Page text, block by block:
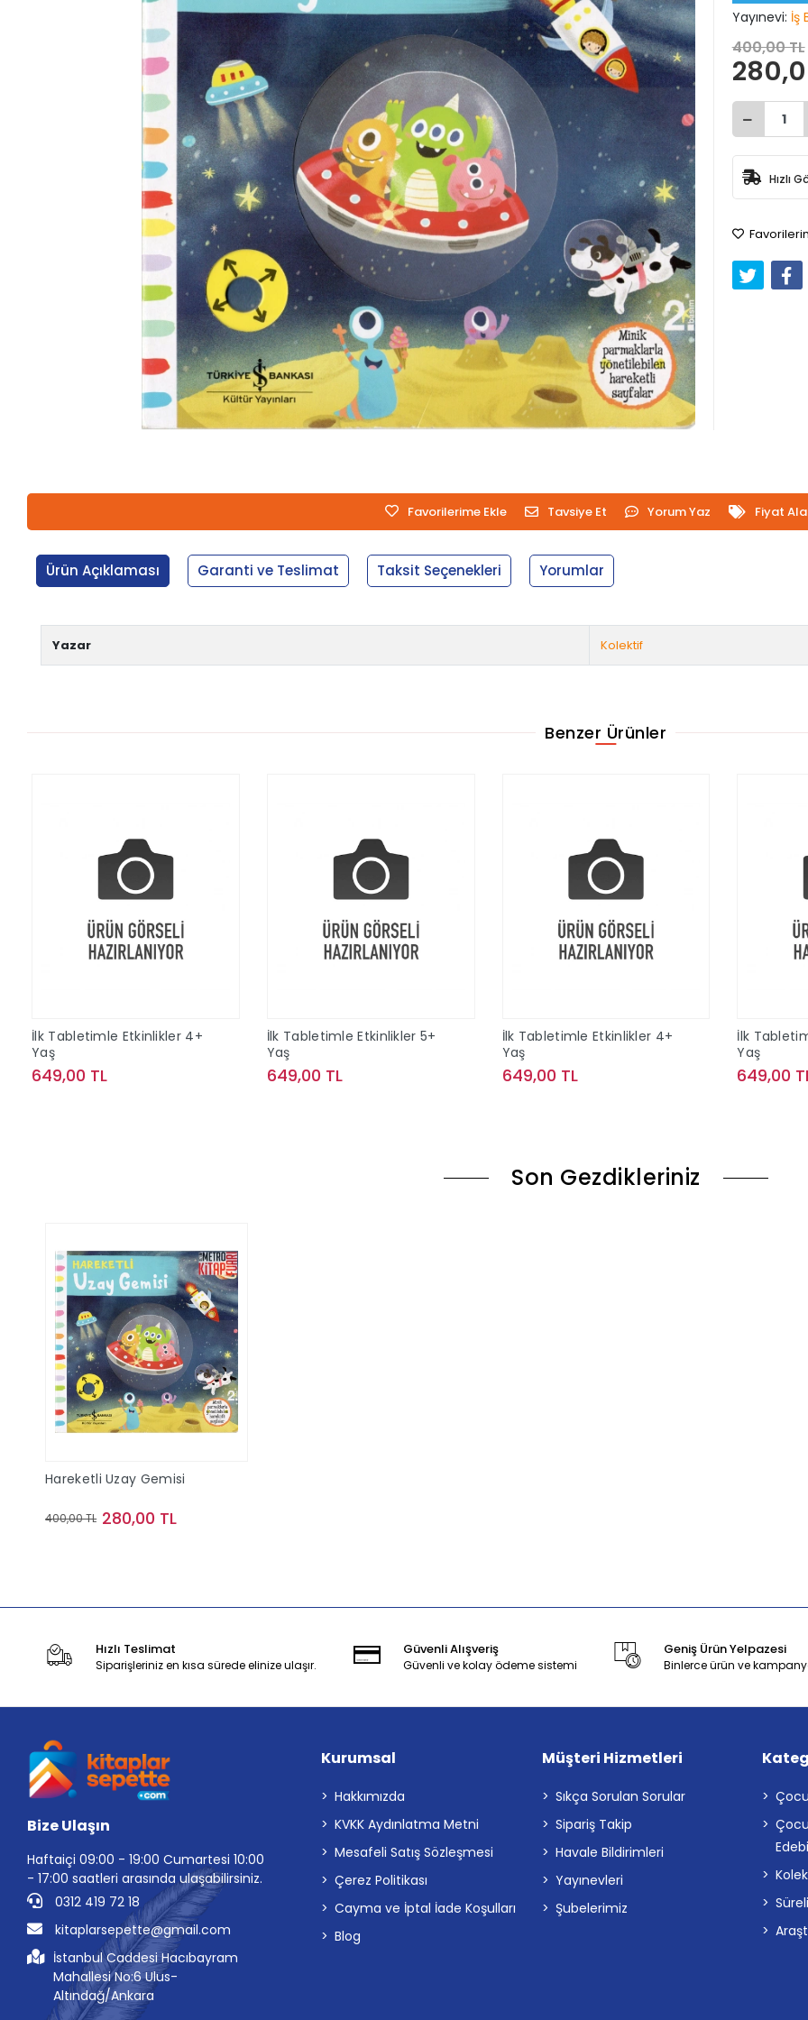
Yayınevi: İş
400,00 TL
Hızlı
Favorilerime Ekle Tavsiye Et Yorum Yaz Fiyat
Ürün Açıklaması Garanti ve Teslimat Taksit Seçenekleri Yorumlar
Yazar Kolektif
Benzer Ürünler
İlk Tabletimle Etkinlikler 4+
Yaş
649,00 TL
İlk Tabletimle Etkinlikler 5+
Yaş
649,00 TL
İlk Tabletimle Etkinlikler 4+
Yaş
649,00 TL
İlk
Yaş
649,00
Son Gezdikleriniz
Hareketli Uzay Gemisi
400,00 TL 280,00 TL
Hızlı Teslimat
Siparişleriniz en kısa sürede elinize ulaşır.
Güvenli Alışveriş
Güvenli ve kolay ödeme sistemi
Geniş Ürün Yelpazesi
Binlerce ürün ve
Bize Ulaşın
Haftaiçi 09:00 - 19:00 Cumartesi 10:00
- 17:00 saatleri arasında ulaşabilirsiniz.
0312 419 72 18
kitaplarsepette@gmail.com
İstanbul Caddesi Hacıbayram
Mahallesi No:6 Ulus-
Altındağ/Ankara
Kurumsal
Hakkımızda
KVKK Aydınlatma Metni
Mesafeli Satış Sözleşmesi
Çerez Politikası
Cayma ve İptal İade Koşulları
Blog
Müşteri Hizmetleri
Sıkça Sorulan Sorular
Sipariş Takip
Havale Bildirimleri
Yayınevleri
Şubelerimiz